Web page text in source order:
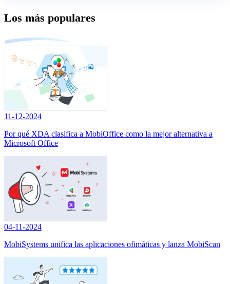
Los más populares
11-12-2024
Por qué XDA clasifica a MobiOffice como la mejor alternativa a
Microsoft Office
04-11-2024
MobiSystems unifica las aplicaciones ofimáticas y lanza MobiScan